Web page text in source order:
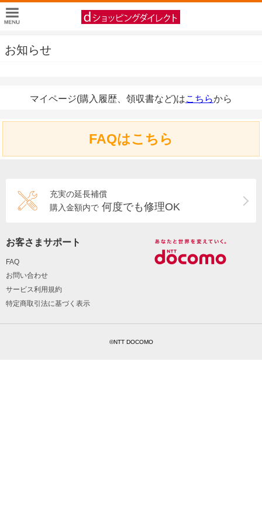
お知らせ
マイページ(購入履歴、領収書など)はこちらから
FAQはこちら
充実の延長補償
購入金額内で 何度でも修理OK
お客さまサポート
FAQ
お問い合わせ
サービス利用規約
特定商取引法に基づく表示
©NTT DOCOMO